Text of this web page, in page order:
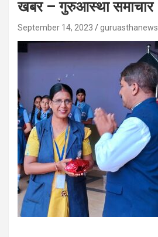
खबर – गुरुआस्था समाचार
September 14, 2023 guruasthanews